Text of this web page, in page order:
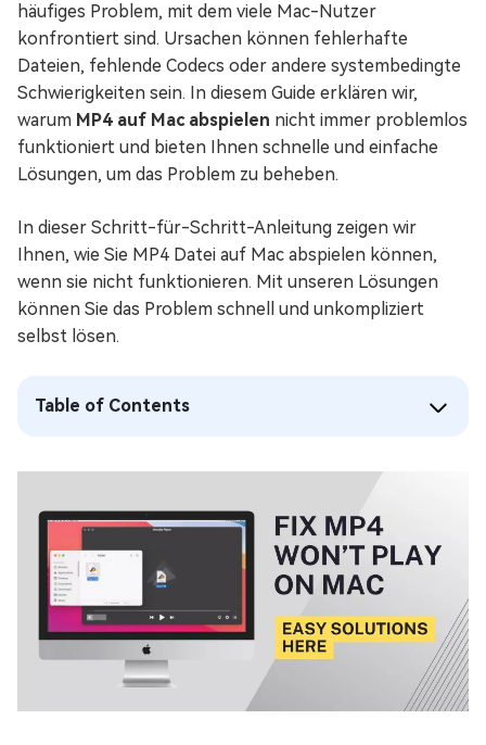
häufiges Problem, mit dem viele Mac-Nutzer
konfrontiert sind. Ursachen können fehlerhafte
Dateien, fehlende Codecs oder andere systembedingte
Schwierigkeiten sein. In diesem Guide erklären wir,
warum MP4 auf Mac abspielen nicht immer problemlos
funktioniert und bieten Ihnen schnelle und einfache
Lösungen, um das Problem zu beheben.
In dieser Schritt-für-Schritt-Anleitung zeigen wir
Ihnen, wie Sie MP4 Datei auf Mac abspielen können,
wenn sie nicht funktionieren. Mit unseren Lösungen
können Sie das Problem schnell und unkompliziert
selbst lösen.
Table of Contents